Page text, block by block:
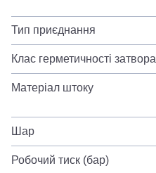
Тип приєднання
Клас герметичності затвора
Матеріал штоку
Шар
Робочий тиск (бар)